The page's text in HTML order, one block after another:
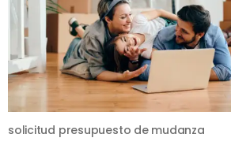
solicitud presupuesto de mudanza